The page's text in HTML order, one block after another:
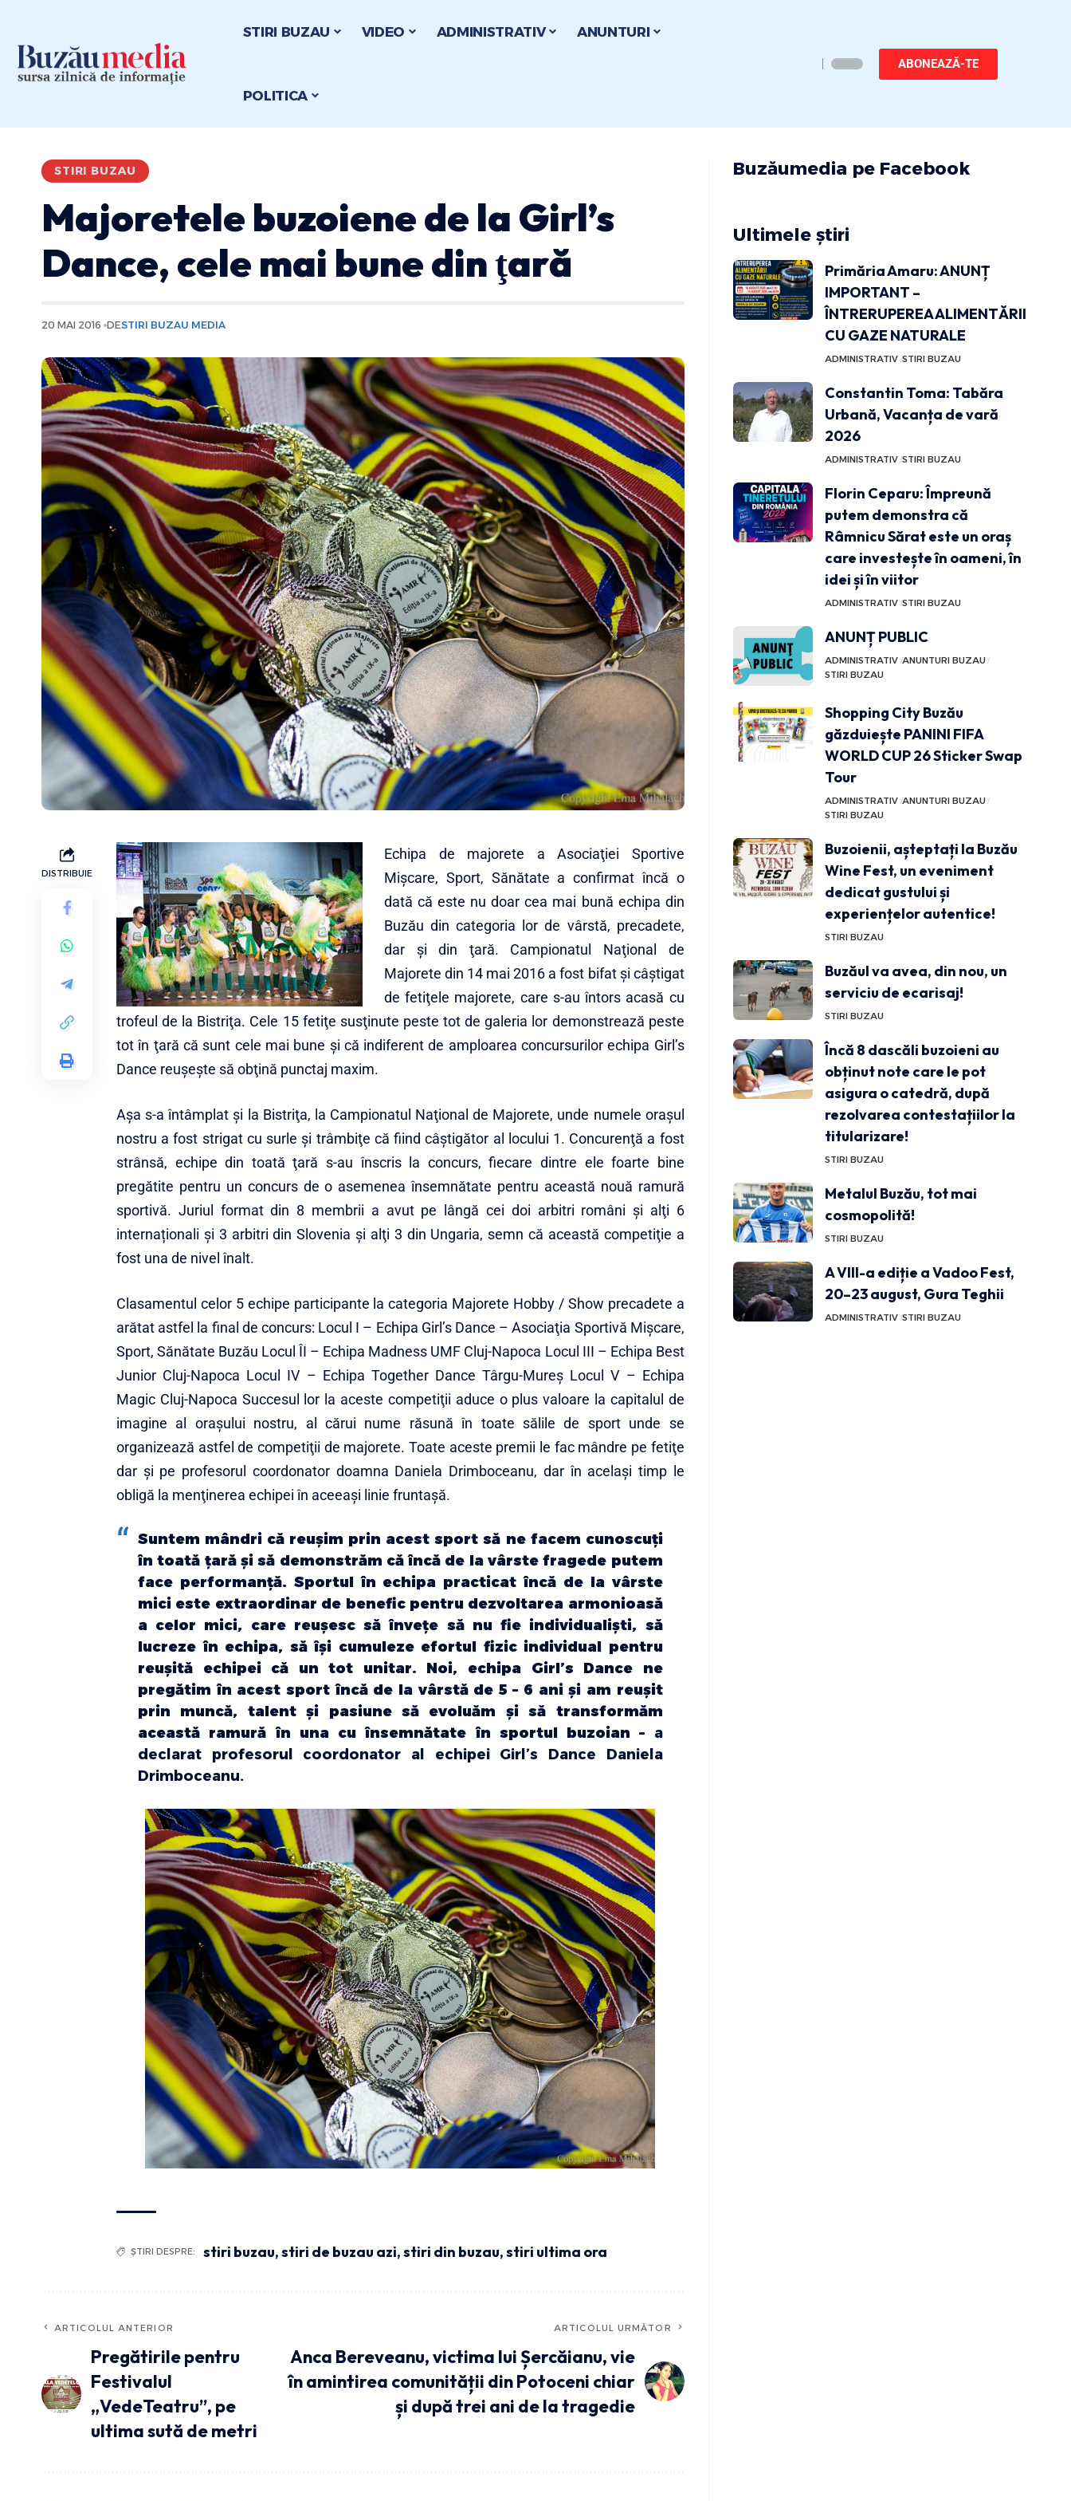
STIRI BUZAU VIDEO ADMINISTRATIV ANUNTURI
POLITICA
ABONEAZĂ-TE
STIRI BUZAU
Majoretele buzoiene de la Girl’s
Dance, cele mai bune din ţară
20 MAI 2016 DESTIRI BUZAU MEDIA
DISTRIBUIE
Echipa de majorete a Asociaţiei Sportive
Mişcare, Sport, Sănătate a confirmat încă o
dată că este nu doar cea mai bună echipa din
Buzău din categoria lor de vârstă, precadete,
dar şi din ţară. Campionatul Naţional de
Majorete din 14 mai 2016 a fost bifat şi câştigat
de fetiţele majorete, care s-au întors acasă cu
trofeul de la Bistriţa. Cele 15 fetiţe susţinute peste tot de galeria lor demonstrează peste
tot în ţară că sunt cele mai bune şi că indiferent de amploarea concursurilor echipa Girl’s
Dance reuşeşte să obţină punctaj maxim.
Aşa s-a întâmplat şi la Bistriţa, la Campionatul Naţional de Majorete, unde numele oraşul
nostru a fost strigat cu surle şi trâmbiţe că fiind câştigător al locului 1. Concurenţă a fost
strânsă, echipe din toată ţară s-au înscris la concurs, fiecare dintre ele foarte bine
pregătite pentru un concurs de o asemenea însemnătate pentru această nouă ramură
sportivă. Juriul format din 8 membrii a avut pe lângă cei doi arbitri români şi alţi 6
internaționali și 3 arbitri din Slovenia şi alţi 3 din Ungaria, semn că această competiţie a
fost una de nivel înalt.
Clasamentul celor 5 echipe participante la categoria Majorete Hobby / Show precadete a
arătat astfel la final de concurs: Locul I – Echipa Girl’s Dance – Asociaţia Sportivă Mişcare,
Sport, Sănătate Buzău Locul ÎI – Echipa Madness UMF Cluj-Napoca Locul III – Echipa Best
Junior Cluj-Napoca Locul IV – Echipa Together Dance Târgu-Mureş Locul V – Echipa
Magic Cluj-Napoca Succesul lor la aceste competiţii aduce o plus valoare la capitalul de
imagine al oraşului nostru, al cărui nume răsună în toate sălile de sport unde se
organizează astfel de competiţii de majorete. Toate aceste premii le fac mândre pe fetiţe
dar şi pe profesorul coordonator doamna Daniela Drimboceanu, dar în acelaşi timp le
obligă la menţinerea echipei în aceeaşi linie fruntaşă.
Suntem mândri că reuşim prin acest sport să ne facem cunoscuţi
în toată ţară şi să demonstrăm că încă de la vârste fragede putem
face performanţă. Sportul în echipa practicat încă de la vârste
mici este extraordinar de benefic pentru dezvoltarea armonioasă
a celor mici, care reuşesc să înveţe să nu fie individualişti, să
lucreze în echipa, să îşi cumuleze efortul fizic individual pentru
reuşită echipei că un tot unitar. Noi, echipa Girl’s Dance ne
pregătim în acest sport încă de la vârstă de 5 – 6 ani şi am reuşit
prin muncă, talent şi pasiune să evoluăm şi să transformăm
această ramură în una cu însemnătate în sportul buzoian – a
declarat profesorul coordonator al echipei Girl’s Dance Daniela
Drimboceanu.
ȘTIRI DESPRE: stiri buzau,stiri de buzau azi,stiri din buzau,stiri ultima ora
ARTICOLUL ANTERIOR
Pregătirile pentru
Festivalul
„VedeTeatru”, pe
ultima sută de metri
ARTICOLUL URMĂTOR
Anca Bereveanu, victima lui Șercăianu, vie
în amintirea comunității din Potoceni chiar
și după trei ani de la tragedie
Buzăumedia pe Facebook
Ultimele știri
Primăria Amaru: ANUNȚ
IMPORTANT –
ÎNTRERUPEREA ALIMENTĂRII
CU GAZE NATURALE
ADMINISTRATIV STIRI BUZAU
Constantin Toma: Tabăra
Urbană, Vacanța de vară
2026
ADMINISTRATIV STIRI BUZAU
Florin Ceparu: Împreună
putem demonstra că
Râmnicu Sărat este un oraș
care investește în oameni, în
idei și în viitor
ADMINISTRATIV STIRI BUZAU
ANUNȚ PUBLIC
ADMINISTRATIV ANUNTURI BUZAU
STIRI BUZAU
Shopping City Buzău
găzduiește PANINI FIFA
WORLD CUP 26 Sticker Swap
Tour
ADMINISTRATIV ANUNTURI BUZAU
STIRI BUZAU
Buzoienii, așteptați la Buzău
Wine Fest, un eveniment
dedicat gustului și
experiențelor autentice!
STIRI BUZAU
Buzăul va avea, din nou, un
serviciu de ecarisaj!
STIRI BUZAU
Încă 8 dascăli buzoieni au
obținut note care le pot
asigura o catedră, după
rezolvarea contestațiilor la
titularizare!
STIRI BUZAU
Metalul Buzău, tot mai
cosmopolită!
STIRI BUZAU
A VIII-a ediție a Vadoo Fest,
20–23 august, Gura Teghii
ADMINISTRATIV STIRI BUZAU